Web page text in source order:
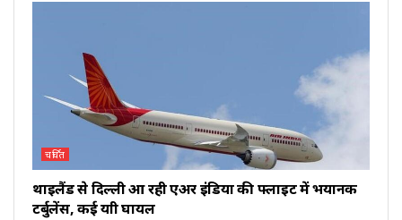
चर्चित
थाइलैंड से दिल्ली आ रही एअर इंडिया की फ्लाइट में भयानक
टर्बुलेंस, कई यात्री घायल